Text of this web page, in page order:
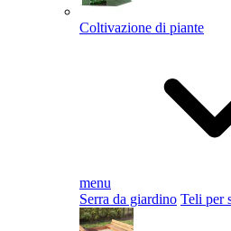
Coltivazione di piante
menu
Serra da giardino Teli per